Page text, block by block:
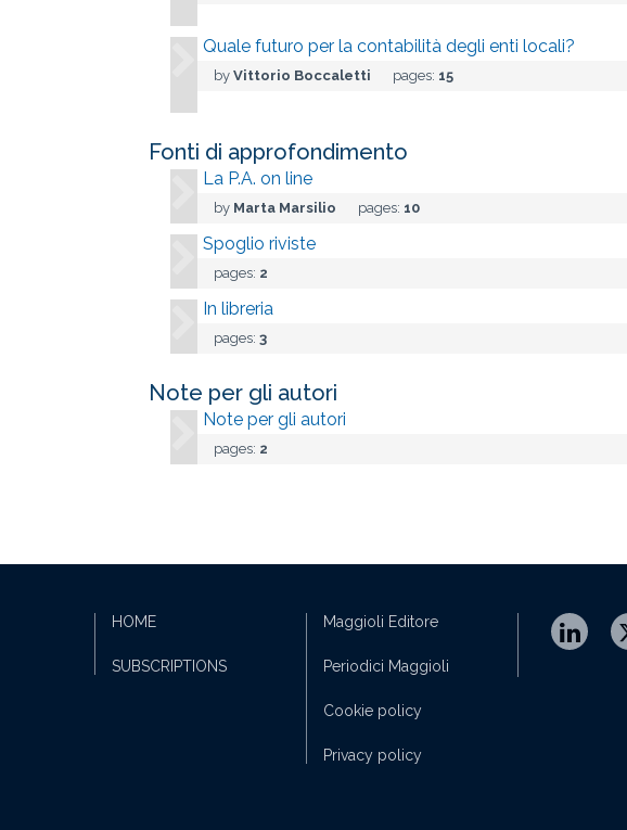
Quale futuro per la contabilità degli enti locali?
by Vittorio Boccaletti pages: 15
Fonti di approfondimento
La P.A. on line
by Marta Marsilio pages: 10
Spoglio riviste
pages: 2
In libreria
pages: 3
Note per gli autori
Note per gli autori
pages: 2
HOME
SUBSCRIPTIONS
Maggioli Editore
Periodici Maggioli
Cookie policy
Privacy policy